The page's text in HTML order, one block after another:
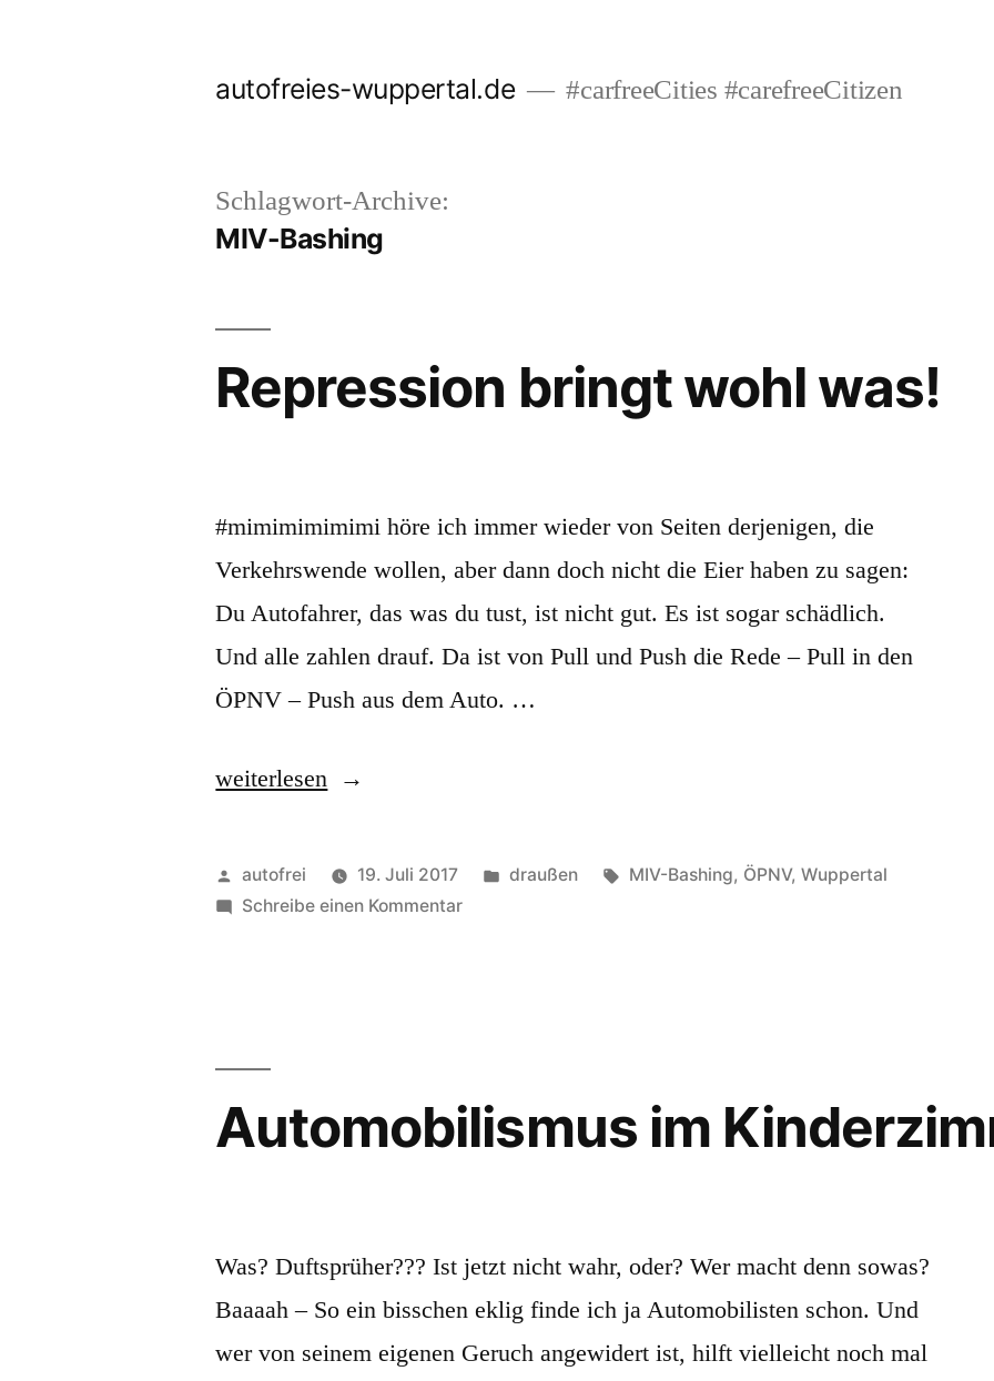
autofreies-wuppertal.de #carfreeCities #carefreeCitizen
Schlagwort-Archive:
MIV-Bashing
Repression bringt wohl was!
#mimimimimimi höre ich immer wieder von Seiten derjenigen, die
Verkehrswende wollen, aber dann doch nicht die Eier haben zu sagen:
Du Autofahrer, das was du tust, ist nicht gut. Es ist sogar schädlich.
Und alle zahlen drauf. Da ist von Pull und Push die Rede – Pull in den
ÖPNV – Push aus dem Auto. …
„Repression
wohl
was!“
weiterlesen
Veröffentlicht
von
autofrei 19. Juli 2017
Veröffentlicht
draußen Schlagwörter:
MIV-Bashing, ÖPNV, Wuppertal
Schreibe einen Kommentarzu
Automobilismus im
Was? Duftsprüher??? Ist jetzt nicht wahr, oder? Wer macht denn sowas?
Baaaah – So ein bisschen eklig finde ich ja Automobilisten schon. Und
wer von seinem eigenen Geruch angewidert ist, hilft vielleicht noch mal